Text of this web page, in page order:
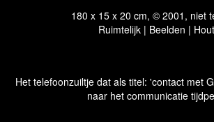
180 x 15 x 20 cm, © 2001, niet
Ruimtelijk | Beelden | Hout
Het telefoonzuiltje dat als titel: 'contact met
naar het communicatie